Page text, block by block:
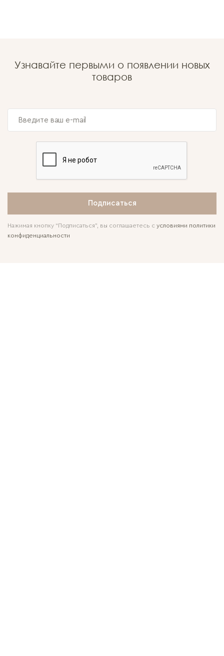
Узнавайте первыми о появлении новых
товаров
Подписаться
Нажимая кнопку “Подписаться”, вы соглашаетесь с условиями политики
конфиденциальности